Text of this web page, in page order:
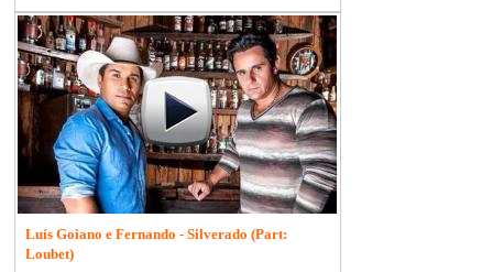
Luís Goiano e Fernando - Silverado (Part:
Loubet)